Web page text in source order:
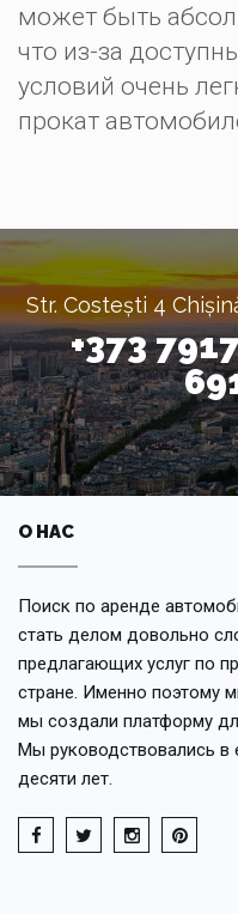
может быть
что из-за
условий очень
прокат
Str. Costești 4
+373
О НАС
Поиск по аренде
стать делом довольно
предлагающих услуг по
стране. Именно поэтому
мы создали платформу
Мы руководствовались в
десяти лет.